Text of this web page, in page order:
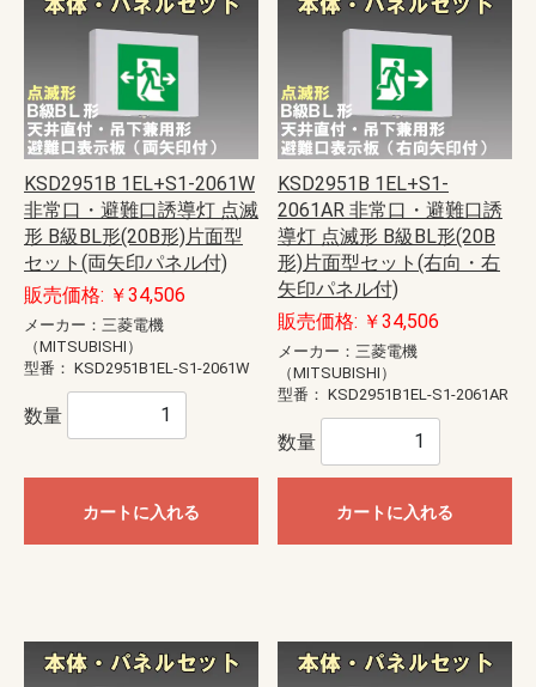
KSD2951B 1EL+S1-2061W
非常口・避難口誘導灯 点滅
形 B級BL形(20B形)片面型
セット(両矢印パネル付)
販売価格: ￥34,506
メーカー：三菱電機
（MITSUBISHI）
型番： KSD2951B1EL-S1-2061W
数量
カートに入れる
KSD2951B 1EL+S1-
2061AR 非常口・避難口誘
導灯 点滅形 B級BL形(20B
形)片面型セット(右向・右
矢印パネル付)
販売価格: ￥34,506
メーカー：三菱電機
（MITSUBISHI）
型番： KSD2951B1EL-S1-2061AR
数量
カートに入れる